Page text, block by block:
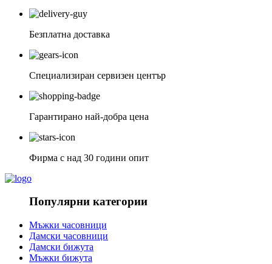
Безплатна доставка
Специализиран сервизен център
Гарантирано най-добра цена
Фирма с над 30 години опит
Популярни категории
Мъжки часовници
Дамски часовници
Дамски бижута
Мъжки бижута